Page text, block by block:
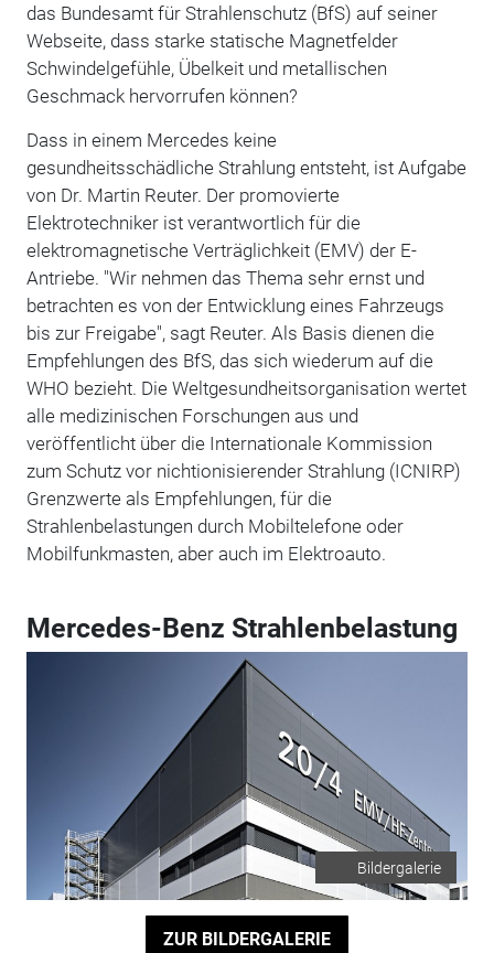
das Bundesamt für Strahlenschutz (BfS) auf seiner
Webseite, dass starke statische Magnetfelder
Schwindelgefühle, Übelkeit und metallischen
Geschmack hervorrufen können?
Dass in einem Mercedes keine
gesundheitsschädliche Strahlung entsteht, ist Aufgabe
von Dr. Martin Reuter. Der promovierte
Elektrotechniker ist verantwortlich für die
elektromagnetische Verträglichkeit (EMV) der E-
Antriebe. "Wir nehmen das Thema sehr ernst und
betrachten es von der Entwicklung eines Fahrzeugs
bis zur Freigabe", sagt Reuter. Als Basis dienen die
Empfehlungen des BfS, das sich wiederum auf die
WHO bezieht. Die Weltgesundheitsorganisation wertet
alle medizinischen Forschungen aus und
veröffentlicht über die Internationale Kommission
zum Schutz vor nichtionisierender Strahlung (ICNIRP)
Grenzwerte als Empfehlungen, für die
Strahlenbelastungen durch Mobiltelefone oder
Mobilfunkmasten, aber auch im Elektroauto.
Mercedes-Benz Strahlenbelastung
Bildergalerie
ZUR BILDERGALERIE